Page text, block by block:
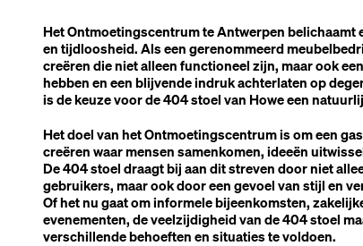
Het Ontmoetingscentrum te Antwerpen belichaamt
en tijdloosheid. Als een gerenommeerd
creëren die niet alleen functioneel zijn, maar ook
hebben en een blijvende indruk achterlaten op
is de keuze voor de 404 stoel van Howe een
Het doel van het Ontmoetingscentrum is om een
creëren waar mensen samenkomen, ideeën
De 404 stoel draagt bij aan dit streven door niet
gebruikers, maar ook door een gevoel van stijl en
Of het nu gaat om informele bijeenkomsten,
evenementen, de veelzijdigheid van de 404 stoel
verschillende behoeften en situaties te voldoen.